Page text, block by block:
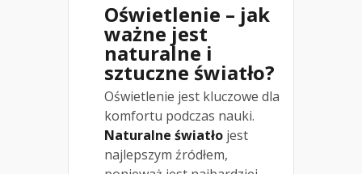
Oświetlenie – jak
ważne jest
naturalne i
sztuczne światło?
Oświetlenie jest kluczowe dla
komfortu podczas nauki.
Naturalne światło jest
najlepszym źródłem,